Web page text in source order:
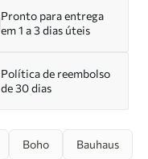
Pronto para entrega
em 1 a 3 dias úteis
Política de reembolso
de 30 dias
Boho Bauhaus